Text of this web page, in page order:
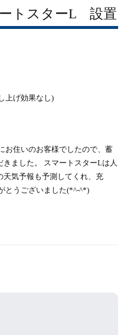
トスターL 設置
上げ効果なし)
お住いのお客様でしたので、蓄
ました。 スマートスターLは人
気予報も予測してくれ、充
とうございました(*^-^*)